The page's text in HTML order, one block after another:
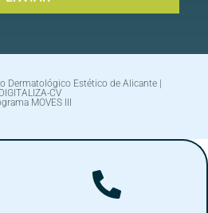
Estético de Alicante |
DIGITALIZA-CV
MOVES III